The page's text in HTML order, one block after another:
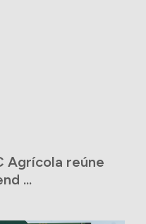
Agrícola reúne
...